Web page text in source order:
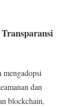
mengadopsi
dan
blockchain,